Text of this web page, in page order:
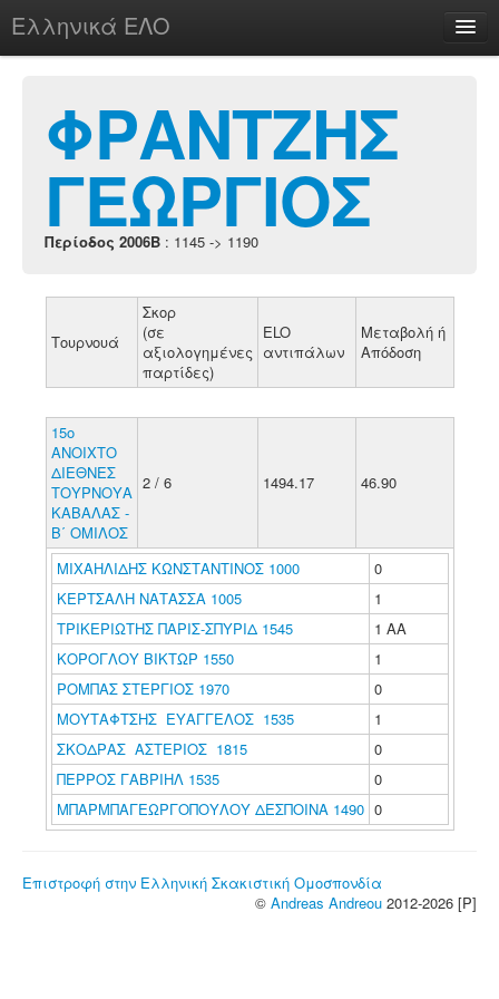
Ελληνικά ΕΛΟ
chesstu.be @ discord
Login
ΦΡΑΝΤΖΗΣ
ΓΕΩΡΓΙΟΣ
Περίοδος 2006B : 1145 -> 1190
Τουρνουά
Σκορ
(σε
αξιολογημένες
παρτίδες)
ELO
αντιπάλων
Μεταβολή ή
Απόδοση
15ο
ΑΝΟΙΧΤΟ
ΔΙΕΘΝΕΣ
ΤΟΥΡΝΟΥΑ
ΚΑΒΑΛΑΣ -
Β΄ ΟΜΙΛΟΣ
2 / 6 1494.17 46.90
ΜΙΧΑΗΛΙΔΗΣ ΚΩΝΣΤΑΝΤΙΝΟΣ 1000
0
ΚΕΡΤΣΑΛΗ ΝΑΤΑΣΣΑ 1005
1
ΤΡΙΚΕΡΙΩΤΗΣ ΠΑΡΙΣ-ΣΠΥΡΙΔ 1545
1 ΑΑ
ΚΟΡΟΓΛΟΥ ΒΙΚΤΩΡ 1550
1
ΡΟΜΠΑΣ ΣΤΕΡΓΙΟΣ 1970
0
ΜΟΥΤΑΦΤΣΗΣ ΕΥΑΓΓΕΛΟΣ 1535
1
ΣΚΟΔΡΑΣ ΑΣΤΕΡΙΟΣ 1815
0
ΠΕΡΡΟΣ ΓΑΒΡΙΗΛ 1535
0
ΜΠΑΡΜΠΑΓΕΩΡΓΟΠΟΥΛΟΥ ΔΕΣΠΟΙΝΑ 1490 0
Επιστροφή στην Ελληνική Σκακιστική Ομοσπονδία
© Andreas Andreou 2012-2026 [P]